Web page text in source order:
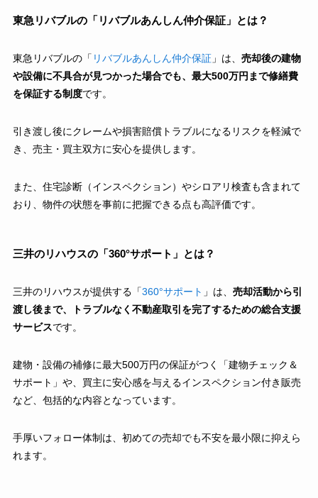
東急リバブルの「リバブルあんしん仲介保証」とは？
東急リバブルの「 リバブルあんしん仲介保証」は、 売却後の建物
や設備に不具合が見つかった場合でも、最大500万円まで修繕費
を保証する制度です。
引き渡し後にクレームや損害賠償トラブルになるリスクを軽減で
き、売主・買主双方に安心を提供します。
また、住宅診断（インスペクション）やシロアリ検査も含まれて
おり、物件の状態を事前に把握できる点も高評価です。
三井のリハウスの「360°サポート」とは？
三井のリハウスが提供する「360°サポート 」は、 売却活動から引
渡し後まで、トラブルなく不動産取引を完了するための総合支援
サービスです。
建物・設備の補修に最大500万円の保証がつく「建物チェック＆
サポート」や、買主に安心感を与えるインスペクション付き販売
など、包括的な内容となっています。
手厚いフォロー体制は、初めての売却でも不安を最小限に抑えら
れます。